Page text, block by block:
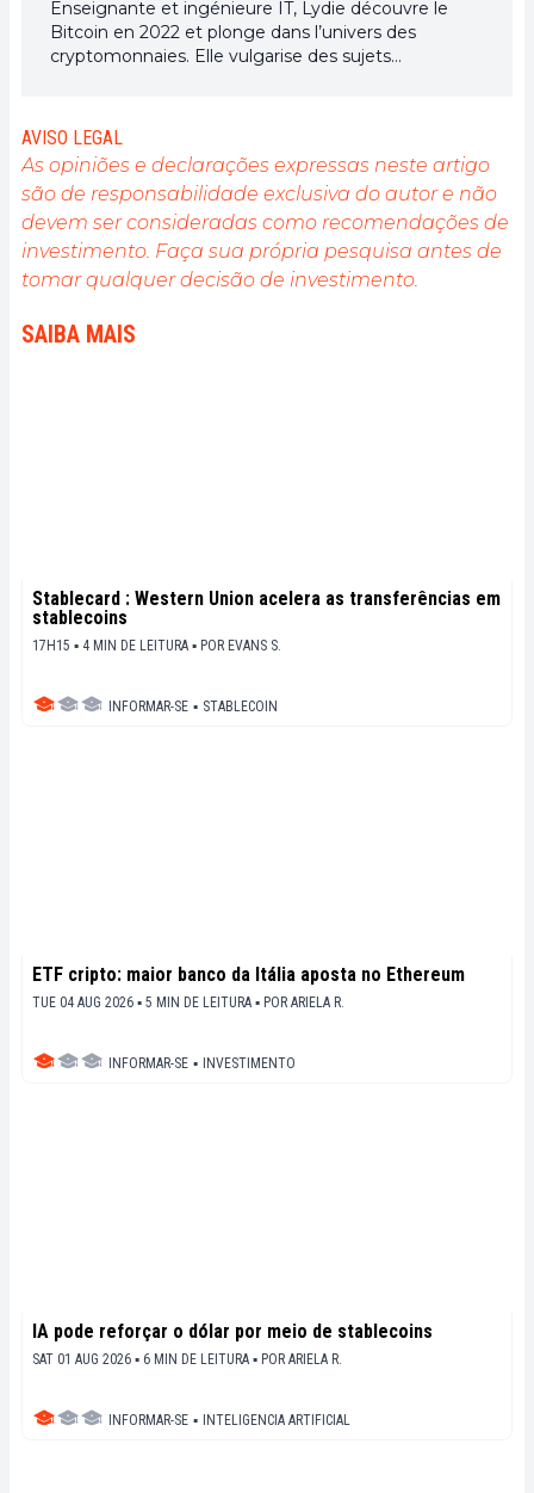
Enseignante et ingénieure IT, Lydie découvre le
Bitcoin en 2022 et plonge dans l’univers des
cryptomonnaies. Elle vulgarise des sujets
décentralisé.
AVISO LEGAL
As opiniões e declarações expressas neste artigo
são de responsabilidade exclusiva do autor e não
devem ser consideradas como recomendações de
investimento. Faça sua própria pesquisa antes de
tomar qualquer decisão de investimento.
SAIBA MAIS
Stablecard : Western Union acelera as transferências em
stablecoins
17H15 ▪ 4 MIN DE LEITURA ▪ POR EVANS S.
INFORMAR-SE ▪ STABLECOIN
ETF cripto: maior banco da Itália aposta no Ethereum
TUE 04 AUG 2026 ▪ 5 MIN DE LEITURA ▪ POR ARIELA R.
INFORMAR-SE ▪ INVESTIMENTO
IA pode reforçar o dólar por meio de stablecoins
SAT 01 AUG 2026 ▪ 6 MIN DE LEITURA ▪ POR ARIELA R.
INFORMAR-SE ▪ INTELIGENCIA ARTIFICIAL